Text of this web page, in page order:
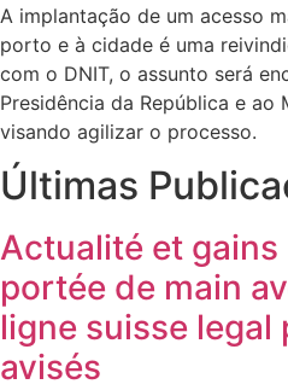
A implantação de um acesso
porto e à cidade é uma
com o DNIT, o assunto será
Presidência da República e ao
visando agilizar o processo.
Últimas
Actualité et gains
portée de main
ligne suisse legal
avisés